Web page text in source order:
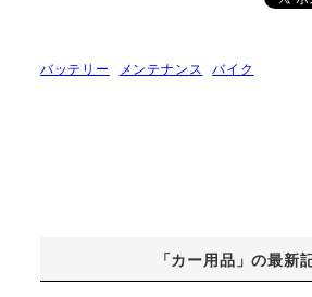
バッテリー メンテナンス バイク
「カー用品」の最新